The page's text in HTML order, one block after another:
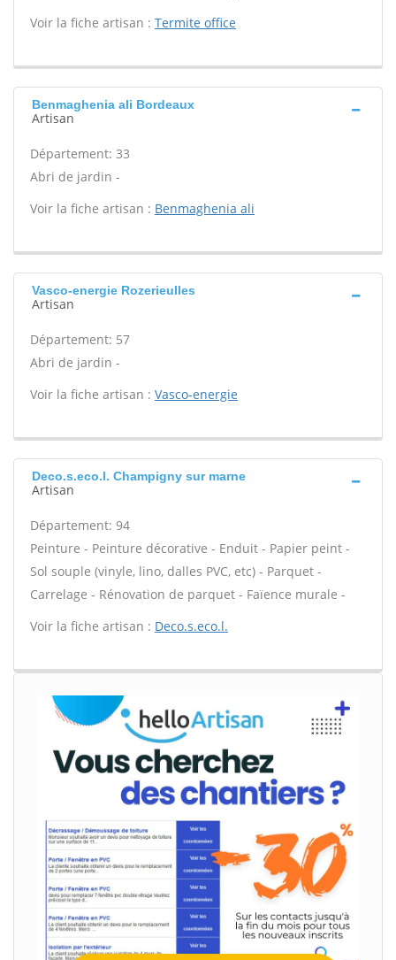
Voir la fiche artisan : Termite office
Benmaghenia ali Bordeaux
Artisan
Département: 33
Abri de jardin -
Voir la fiche artisan : Benmaghenia ali
Vasco-energie Rozerieulles
Artisan
Département: 57
Abri de jardin -
Voir la fiche artisan : Vasco-energie
Deco.s.eco.l. Champigny sur marne
Artisan
Département: 94
Peinture - Peinture décorative - Enduit - Papier peint -
Sol souple (vinyle, lino, dalles PVC, etc) - Parquet -
Carrelage - Rénovation de parquet - Faïence murale -
Voir la fiche artisan : Deco.s.eco.l.